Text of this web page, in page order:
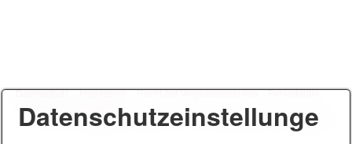
Datenschutz Impressum Recht auf Vergessenwerden
Fehlerteufel
Hochwasser
© 2014 - 2026 SFV Feuerblume e. V. & Karate Dojo Kuroda Yoshitaka
Datenschutzeinstellunge